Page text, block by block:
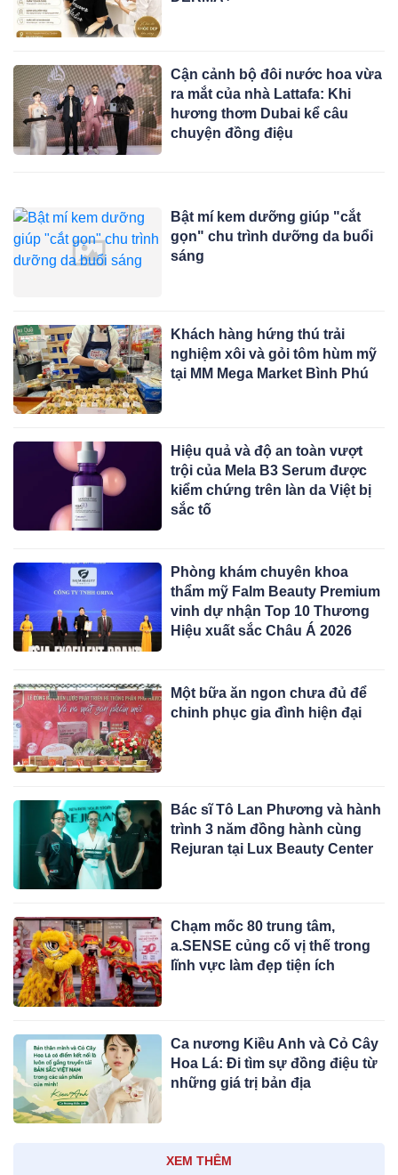
Cận cảnh bộ đôi nước hoa vừa
ra mắt của nhà Lattafa: Khi
hương thơm Dubai kể câu
chuyện đồng điệu
Bật mí kem dưỡng giúp "cắt
gọn" chu trình dưỡng da buổi
sáng
Khách hàng hứng thú trải
nghiệm xôi và gỏi tôm hùm mỹ
tại MM Mega Market Bình Phú
Hiệu quả và độ an toàn vượt
trội của Mela B3 Serum được
kiểm chứng trên làn da Việt bị
sắc tố
Phòng khám chuyên khoa
thẩm mỹ Falm Beauty Premium
vinh dự nhận Top 10 Thương
Hiệu xuất sắc Châu Á 2026
Một bữa ăn ngon chưa đủ để
chinh phục gia đình hiện đại
Bác sĩ Tô Lan Phương và hành
trình 3 năm đồng hành cùng
Rejuran tại Lux Beauty Center
Chạm mốc 80 trung tâm,
a.SENSE củng cố vị thế trong
lĩnh vực làm đẹp tiện ích
Ca nương Kiều Anh và Cỏ Cây
Hoa Lá: Đi tìm sự đồng điệu từ
những giá trị bản địa
XEM THÊM